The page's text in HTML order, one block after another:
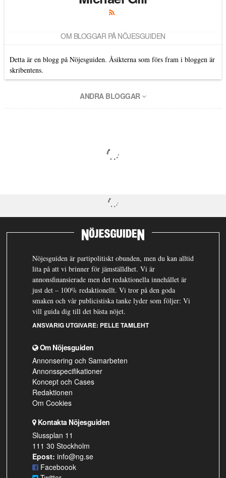
OM BLOGGAR PÅ NÖJESGUIDEN
Detta är en blogg på Nöjesguiden. Åsikterna som förs fram i bloggen är
skribentens.
ANDRA BLOGGAR
Nöjesguiden är partipolitiskt obunden, men du kan alltid
lita på att vi brinner för jämställdhet. Vi är
annonsfinansierade men det redaktionella innehållet är
just det – 100% redaktionellt. Vi tror på den goda
smaken och vår publicistiska tanke lyder som följer: Vi
vill guida dig till det bästa nöjet.
ANSVARIG UTGIVARE: PELLE TAMLEHT
Om Nöjesguiden
Annonsering och Samarbeten
Annonsspecifikationer
Koncept och Cases
Redaktionen
Om Cookies
Kontakta Nöjesguiden
Slussplan 11
111 30 Stockholm
Epost: info@ng.se
Faceboook